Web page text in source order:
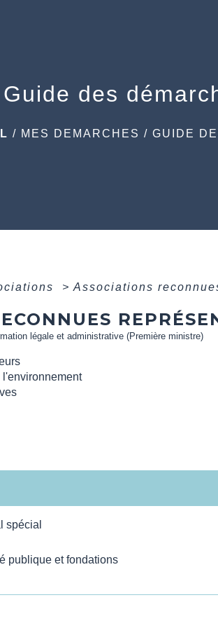
Guide des
/ MES DEMARCHES /GUIDE
> Associations
légale et administrative (Première ministre)
spécial
publique et fondations